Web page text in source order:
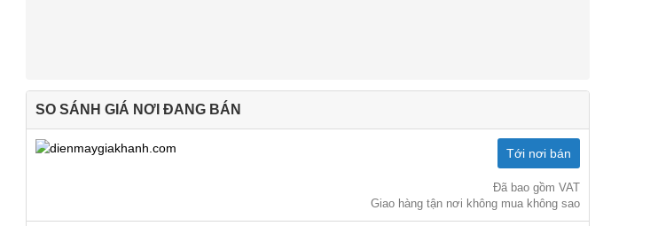
SO SÁNH GIÁ NƠI ĐANG BÁN
Tới nơi bán
Đã bao gồm VAT
Giao hàng tận nơi không mua không sao